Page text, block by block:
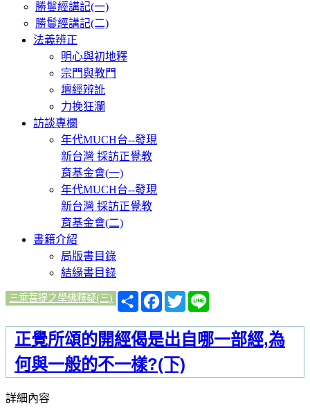
勝鬘經講記(一)
勝鬘經講記(二)
法義辨正
明心與初地釋
宗門與教門
壇經辨訛
力挽狂瀾
訪談專欄
年代MUCH台--發現
新台灣 採訪正覺教
育基金會(一)
年代MUCH台--發現
新台灣 採訪正覺教
育基金會(二)
書籍介紹
局版書目錄
結緣書目錄
三乘菩提之學佛釋疑(三)
分
享
Facebook
Twitter
正覺所頌的開經偈是出自哪一部經,為
何與一般的不一樣?(下)
詳細內容